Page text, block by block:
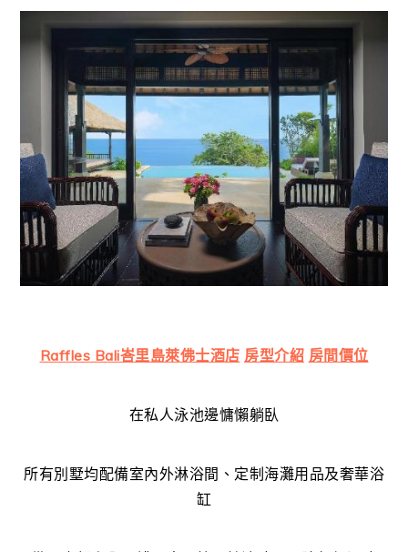
Raffles Bali峇里島萊佛士酒店 房型介紹 房間價位
在私人泳池邊慵懶躺臥
所有別墅均配備室內外淋浴間、定制海灘用品及奢華浴
缸